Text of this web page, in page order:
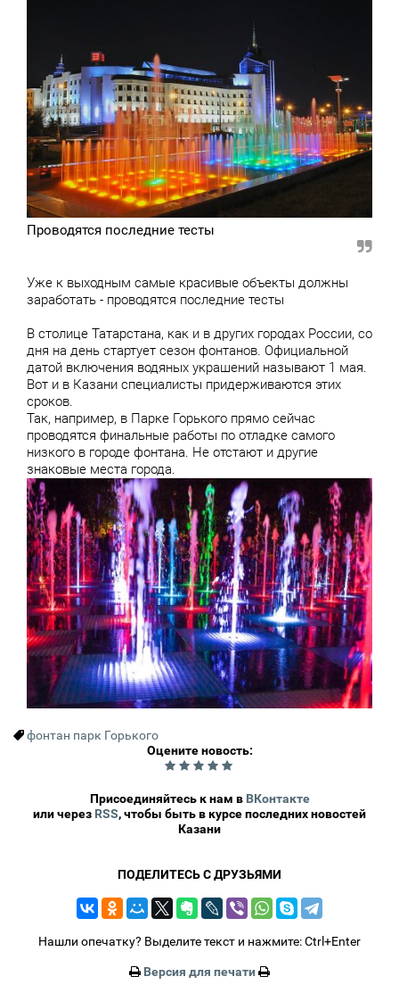
Проводятся последние тесты
Уже к выходным самые красивые объекты должны
заработать - проводятся последние тесты
В столице Татарстана, как и в других городах России, со
дня на день стартует сезон фонтанов. Официальной
датой включения водяных украшений называют 1 мая.
Вот и в Казани специалисты придерживаются этих
сроков.
Так, например, в Парке Горького прямо сейчас
проводятся финальные работы по отладке самого
низкого в городе фонтана. Не отстают и другие
знаковые места города.
фонтан парк Горького
Оцените новость:
Присоединяйтесь к нам в ВКонтакте
или через RSS, чтобы быть в курсе последних новостей
Казани
ПОДЕЛИТЕСЬ С ДРУЗЬЯМИ
Нашли опечатку? Выделите текст и нажмите: Ctrl+Enter
Версия для печати